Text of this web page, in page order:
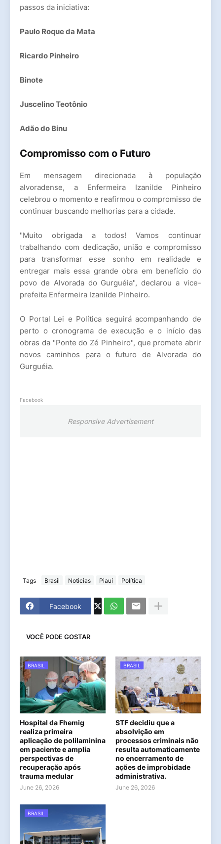
passos da iniciativa:
Paulo Roque da Mata
Ricardo Pinheiro
Binote
Juscelino Teotônio
Adão do Binu
Compromisso com o Futuro
Em mensagem direcionada à população
alvoradense, a Enfermeira Izanilde Pinheiro
celebrou o momento e reafirmou o compromisso de
continuar buscando melhorias para a cidade.
"Muito obrigada a todos! Vamos continuar
trabalhando com dedicação, união e compromisso
para transformar esse sonho em realidade e
entregar mais essa grande obra em benefício do
povo de Alvorada do Gurguéia", declarou a vice-
prefeita Enfermeira Izanilde Pinheiro.
O Portal Lei e Política seguirá acompanhando de
perto o cronograma de execução e o início das
obras da "Ponte do Zé Pinheiro", que promete abrir
novos caminhos para o futuro de Alvorada do
Gurguéia.
Facebook
Responsive Advertisement
Tags Brasil Noticias Piauí Política
Facebook
VOCÊ PODE GOSTAR
BRASIL
Hospital da Fhemig
realiza primeira
aplicação de polilaminina
em paciente e amplia
perspectivas de
recuperação após
trauma medular
June 26, 2026
BRASIL
STF decidiu que a
absolvição em
processos criminais não
resulta automaticamente
no encerramento de
ações de improbidade
administrativa.
June 26, 2026
BRASIL